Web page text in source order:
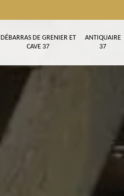
DÉBARRAS DE GRENIER ET
CAVE 37
ANTIQUAIRE
37